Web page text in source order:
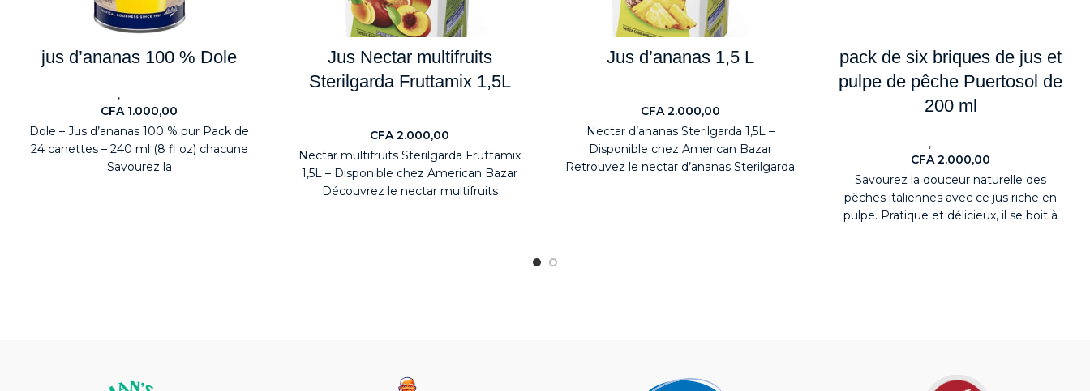
jus d’ananas 100 % Dole
,
CFA1.000,00
Dole – Jus d’ananas 100 % pur Pack de
24 canettes – 240 ml (8 fl oz) chacune
Savourez la
Jus Nectar multifruits
Sterilgarda Fruttamix 1,5L
CFA2.000,00
Nectar multifruits Sterilgarda Fruttamix
1,5L – Disponible chez American Bazar
Découvrez le nectar multifruits
Jus d’ananas 1,5 L
CFA2.000,00
Nectar d’ananas Sterilgarda 1,5L –
Disponible chez American Bazar
Retrouvez le nectar d’ananas Sterilgarda
pack de six briques de jus et
pulpe de pêche Puertosol de
200 ml
,
CFA2.000,00
Savourez la douceur naturelle des
pêches italiennes avec ce jus riche en
pulpe. Pratique et délicieux, il se boit à